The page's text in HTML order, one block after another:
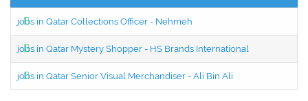
jobs in Qatar Collections Officer - Nehmeh
jobs in Qatar Mystery Shopper - HS Brands International
jobs in Qatar Senior Visual Merchandiser - Ali Bin Ali